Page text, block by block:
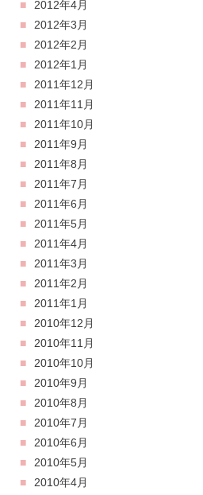
2012年4月
2012年3月
2012年2月
2012年1月
2011年12月
2011年11月
2011年10月
2011年9月
2011年8月
2011年7月
2011年6月
2011年5月
2011年4月
2011年3月
2011年2月
2011年1月
2010年12月
2010年11月
2010年10月
2010年9月
2010年8月
2010年7月
2010年6月
2010年5月
2010年4月